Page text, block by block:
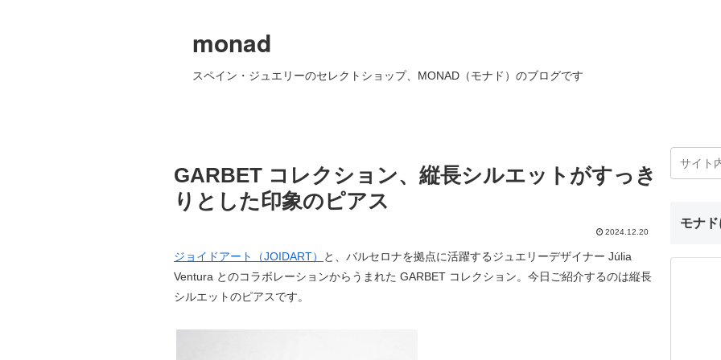
monad
スペイン・ジュエリーのセレクトショップ、MONAD（モナド）のブログです
GARBET コレクション、縦長シルエットがすっき
りとした印象のピアス
2024.12.20
ジョイドアート（JOIDART）
と、バルセロナを拠点に活躍するジュエリーデザイナー Júlia
Ventura とのコラボレーションからうまれた GARBET コレクション。今日ご紹介するのは縦長
シルエットのピアスです。
モナ